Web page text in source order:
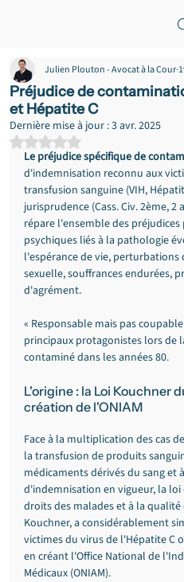
Préjudice de
et Hépatite C
Julien Plouton - Avocat à la Cour
Dernière mise à jour :3 avr. 2025
Noté NaN étoiles sur 5.
Le préjudice spécifique de
d'indemnisation reconnu aux
transfusion sanguine (VIH,
jurisprudence (Cass. Civ. 2ème, 2
répare l'ensemble des
psychiques liés à la pathologie
l'espérance de vie, perturbations
sexuelle, souffrances endurées,
d'agrément.
« Responsable mais pas
principaux protagonistes lors de
contaminé dans les années 80.
L'origine : la Loi Kouchner
création de l'ONIAM
Face à la multiplication des cas
la transfusion de produits
médicaments dérivés du sang
d'indemnisation en vigueur, la loi
droits des malades et à la
Kouchner, a considérablement
victimes du virus de l'Hépatite C
en créant l'Office National de
Médicaux (ONIAM).